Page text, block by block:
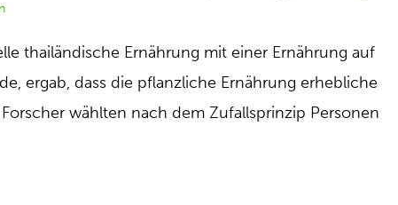
thailändische Ernährung mit einer Ernährung auf
ergab, dass die pflanzliche Ernährung erhebliche
wählten nach dem Zufallsprinzip Personen